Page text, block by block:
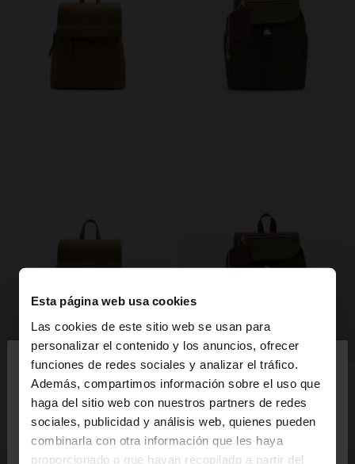
Esta página web usa cookies
Las cookies de este sitio web se usan para
personalizar el contenido y los anuncios, ofrecer
funciones de redes sociales y analizar el tráfico.
Además, compartimos información sobre el uso que
haga del sitio web con nuestros partners de redes
sociales, publicidad y análisis web, quienes pueden
combinarla con otra información que les haya
proporcionado o que hayan recopilado a partir del
hola
Estás accediendo a la web de España. ¿Quieres ir a
la web de United States?
+
27,99 €
12,99 €
+
12,99 € 50%